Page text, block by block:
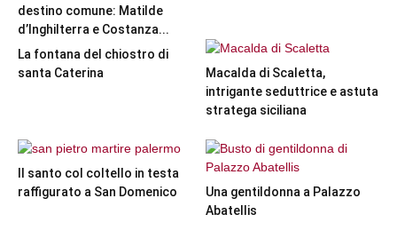
destino comune: Matilde
d’Inghilterra e Costanza...
La fontana del chiostro di
santa Caterina
Macalda di Scaletta,
intrigante seduttrice e astuta
stratega siciliana
Il santo col coltello in testa
raffigurato a San Domenico
Una gentildonna a Palazzo
Abatellis